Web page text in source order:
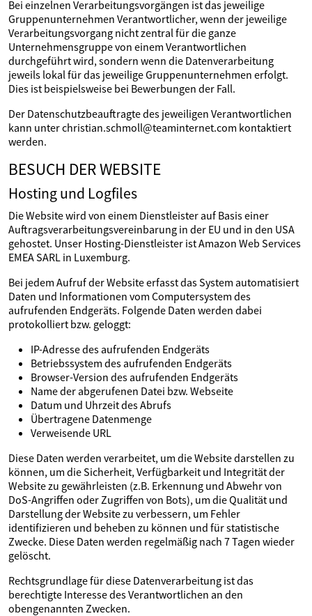
Bei einzelnen Verarbeitungsvorgängen ist das jeweilige
Gruppenunternehmen Verantwortlicher, wenn der jeweilige
Verarbeitungsvorgang nicht zentral für die ganze
Unternehmensgruppe von einem Verantwortlichen
durchgeführt wird, sondern wenn die Datenverarbeitung
jeweils lokal für das jeweilige Gruppenunternehmen erfolgt.
Dies ist beispielsweise bei Bewerbungen der Fall.
Der Datenschutzbeauftragte des jeweiligen Verantwortlichen
kann unter christian.schmoll@teaminternet.com kontaktiert
werden.
BESUCH DER WEBSITE
Hosting und Logfiles
Die Website wird von einem Dienstleister auf Basis einer
Auftragsverarbeitungsvereinbarung in der EU und in den USA
gehostet. Unser Hosting-Dienstleister ist Amazon Web Services
EMEA SARL in Luxemburg.
Bei jedem Aufruf der Website erfasst das System automatisiert
Daten und Informationen vom Computersystem des
aufrufenden Endgeräts. Folgende Daten werden dabei
protokolliert bzw. geloggt:
IP-Adresse des aufrufenden Endgeräts
Betriebssystem des aufrufenden Endgeräts
Browser-Version des aufrufenden Endgeräts
Name der abgerufenen Datei bzw. Webseite
Datum und Uhrzeit des Abrufs
Übertragene Datenmenge
Verweisende URL
Diese Daten werden verarbeitet, um die Website darstellen zu
können, um die Sicherheit, Verfügbarkeit und Integrität der
Website zu gewährleisten (z.B. Erkennung und Abwehr von
DoS-Angriffen oder Zugriffen von Bots), um die Qualität und
Darstellung der Website zu verbessern, um Fehler
identifizieren und beheben zu können und für statistische
Zwecke. Diese Daten werden regelmäßig nach 7 Tagen wieder
gelöscht.
Rechtsgrundlage für diese Datenverarbeitung ist das
berechtigte Interesse des Verantwortlichen an den
obengenannten Zwecken.